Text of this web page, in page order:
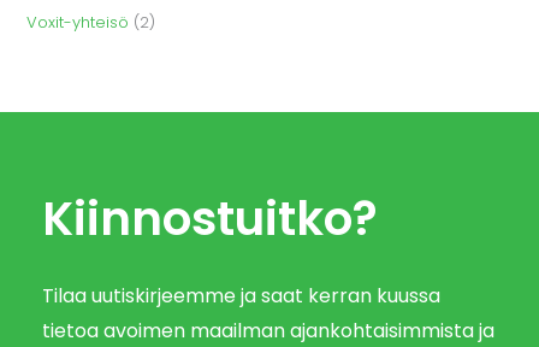
Voxit-yhteisö (2)
Kiinnostuitko?
Tilaa uutiskirjeemme ja saat kerran kuussa
tietoa avoimen maailman ajankohtaisimmista ja